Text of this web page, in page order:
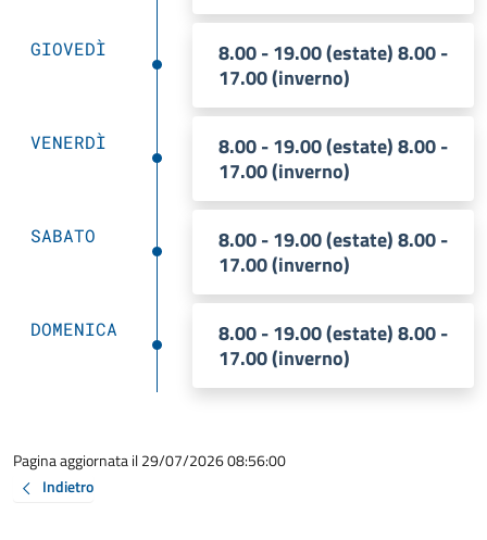
GIOVEDÌ
8.00 - 19.00 (estate) 8.00 -
17.00 (inverno)
VENERDÌ
8.00 - 19.00 (estate) 8.00 -
17.00 (inverno)
SABATO
8.00 - 19.00 (estate) 8.00 -
17.00 (inverno)
DOMENICA
8.00 - 19.00 (estate) 8.00 -
17.00 (inverno)
Pagina aggiornata il 29/07/2026 08:56:00
Indietro